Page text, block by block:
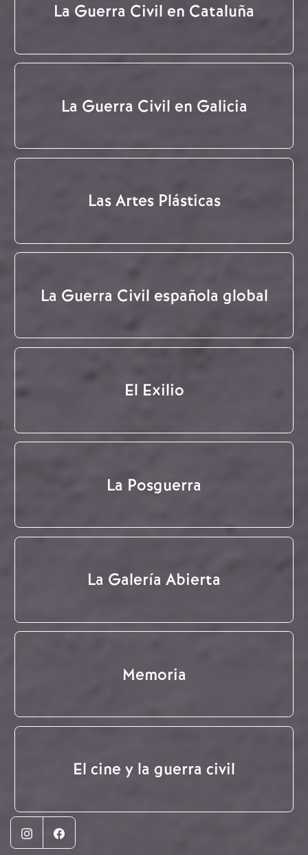
La Guerra Civil en Cataluña
La Guerra Civil en Galicia
Las Artes Plásticas
La Guerra Civil española global
El Exilio
La Posguerra
La Galería Abierta
Memoria
El cine y la guerra civil
InstagramFacebook